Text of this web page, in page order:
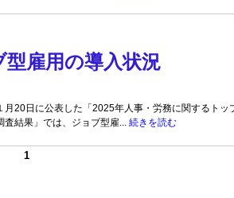
型雇用の導入状況
20日に公表した「2025年人事・労務に関するトッ
査結果」では、ジョブ型雇...続きを読む
1